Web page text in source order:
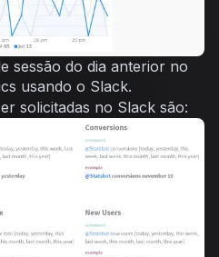
sessão do dia anterior no
usando o Slack.
solicitadas no Slack são: